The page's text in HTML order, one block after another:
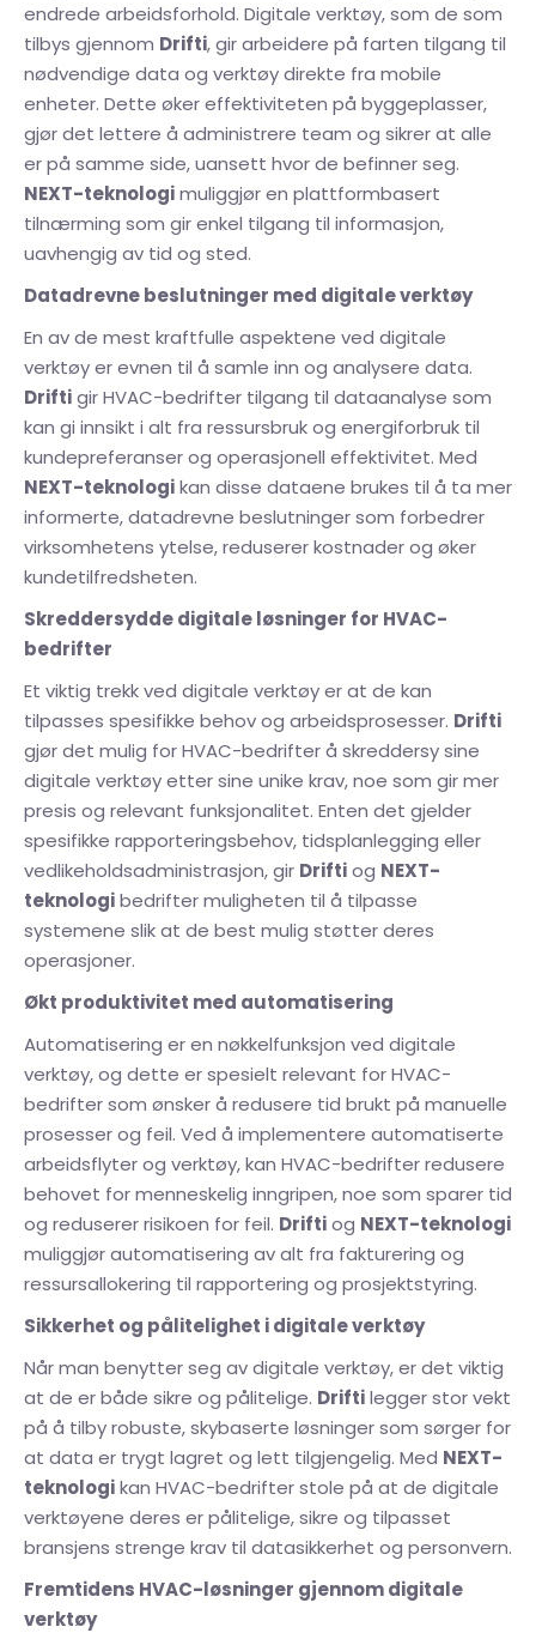
endrede arbeidsforhold. Digitale verktøy, som de som
tilbys gjennom Drifti, gir arbeidere på farten tilgang til
nødvendige data og verktøy direkte fra mobile
enheter. Dette øker effektiviteten på byggeplasser,
gjør det lettere å administrere team og sikrer at alle
er på samme side, uansett hvor de befinner seg.
NEXT-teknologimuliggjør en plattformbasert
tilnærming som gir enkel tilgang til informasjon,
uavhengig av tid og sted.
Datadrevne beslutninger med digitale verktøy
En av de mest kraftfulle aspektene ved digitale
verktøy er evnen til å samle inn og analysere data.
Driftigir HVAC-bedrifter tilgang til dataanalyse som
kan gi innsikt i alt fra ressursbruk og energiforbruk til
kundepreferanser og operasjonell effektivitet. Med
NEXT-teknologikan disse dataene brukes til å ta mer
informerte, datadrevne beslutninger som forbedrer
virksomhetens ytelse, reduserer kostnader og øker
kundetilfredsheten.
Skreddersydde digitale løsninger for HVAC-
bedrifter
Et viktig trekk ved digitale verktøy er at de kan
tilpasses spesifikke behov og arbeidsprosesser. Drifti
gjør det mulig for HVAC-bedrifter å skreddersy sine
digitale verktøy etter sine unike krav, noe som gir mer
presis og relevant funksjonalitet. Enten det gjelder
spesifikke rapporteringsbehov, tidsplanlegging eller
vedlikeholdsadministrasjon, gir Driftiog NEXT-
teknologibedrifter muligheten til å tilpasse
systemene slik at de best mulig støtter deres
operasjoner.
Økt produktivitet med automatisering
Automatisering er en nøkkelfunksjon ved digitale
verktøy, og dette er spesielt relevant for HVAC-
bedrifter som ønsker å redusere tid brukt på manuelle
prosesser og feil. Ved å implementere automatiserte
arbeidsflyter og verktøy, kan HVAC-bedrifter redusere
behovet for menneskelig inngripen, noe som sparer tid
og reduserer risikoen for feil. Driftiog NEXT-teknologi
muliggjør automatisering av alt fra fakturering og
ressursallokering til rapportering og prosjektstyring.
Sikkerhet og pålitelighet i digitale verktøy
Når man benytter seg av digitale verktøy, er det viktig
at de er både sikre og pålitelige. Driftilegger stor vekt
på å tilby robuste, skybaserte løsninger som sørger for
at data er trygt lagret og lett tilgjengelig. Med NEXT-
teknologikan HVAC-bedrifter stole på at de digitale
verktøyene deres er pålitelige, sikre og tilpasset
bransjens strenge krav til datasikkerhet og personvern.
Fremtidens HVAC-løsninger gjennom digitale
verktøy